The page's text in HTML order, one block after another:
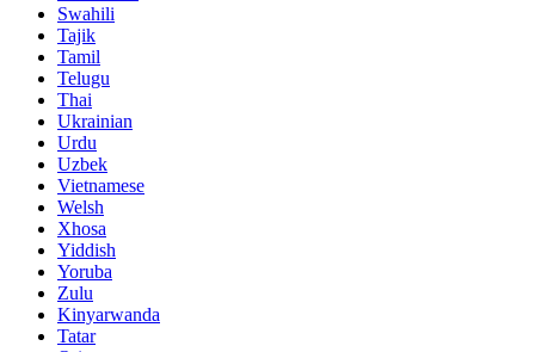
Swahili
Tajik
Tamil
Telugu
Thai
Ukrainian
Urdu
Uzbek
Vietnamese
Welsh
Xhosa
Yiddish
Yoruba
Zulu
Kinyarwanda
Tatar